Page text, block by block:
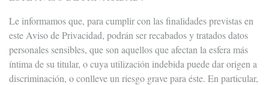
Le informamos que, para cumplir con las finalidades previstas en
este Aviso de Privacidad, podrán ser recabados y tratados datos
personales sensibles, que son aquellos que afectan la esfera más
íntima de su titular, o cuya utilización indebida puede dar origen a
discriminación, o conlleve un riesgo grave para éste. En particular,